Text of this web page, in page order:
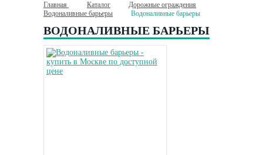
Главная Каталог
Дорожные ограждения
Водоналивные барьеры
Водоналивные барьеры
ВОДОНАЛИВНЫЕ БАРЬЕРЫ